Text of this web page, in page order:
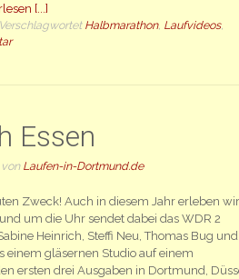
[...]
Verschlagwortet Halbmarathon, Laufvideos,
Essen
Laufen-in-Dortmund.de
Zweck! Auch in diesem Jahr erleben
um die Uhr sendet dabei das WDR 2
Heinrich, Steffi Neu, Thomas Bug und
einem gläsernen Studio auf einem
ersten drei Ausgaben in Dortmund,